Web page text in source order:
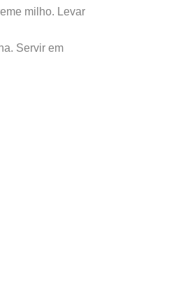
milho. Levar
Servir em